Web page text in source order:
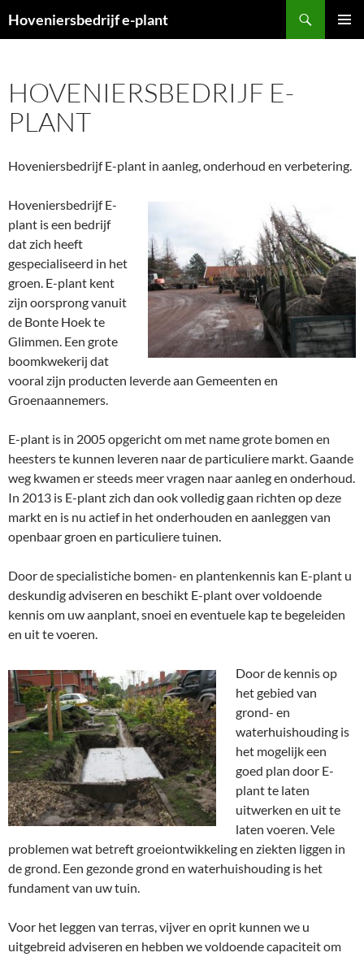
naar
Hoveniersbedrijf e-plant
HOVENIERSBEDRIJF E-
PLANT
Hoveniersbedrijf E-plant in aanleg, onderhoud en verbetering.
Hoveniersbedrijf E-
plant is een bedrijf
dat zich heeft
gespecialiseerd in het
groen. E-plant kent
zijn oorsprong vanuit
de Bonte Hoek te
Glimmen. Een grote
boomkwekerij dat
vooral zijn producten leverde aan Gemeenten en
Groenaannemers.
E-plant is in 2005 opgericht om met name grote bomen en
heesters te kunnen leveren naar de particuliere markt. Gaande
weg kwamen er steeds meer vragen naar aanleg en onderhoud.
In 2013 is E-plant zich dan ook volledig gaan richten op deze
markt en is nu actief in het onderhouden en aanleggen van
openbaar groen en particuliere tuinen.
Door de specialistiche bomen- en plantenkennis kan E-plant u
deskundig adviseren en beschikt E-plant over voldoende
kennis om uw aanplant, snoei en eventuele kap te begeleiden
en uit te voeren.
Door de kennis op
het gebied van
grond- en
waterhuishouding is
het mogelijk een
goed plan door E-
plant te laten
uitwerken en uit te
laten voeren. Vele
problemen wat betreft groeiontwikkeling en ziekten liggen in
de grond. Een gezonde grond en waterhuishouding is het
fundament van uw tuin.
Voor het leggen van terras, vijver en oprit kunnen we u
uitgebreid adviseren en hebben we voldoende capaciteit om